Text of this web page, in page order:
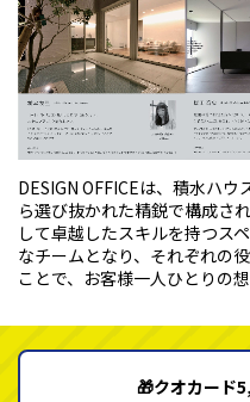
DESIGN OFFICEは、積水ハ
ら選び抜かれた精鋭で構成さ
して卓越したスキルを持つス
なチームとなり、それぞれの
ことで、お客様一人ひとりの想
🎁クオカード